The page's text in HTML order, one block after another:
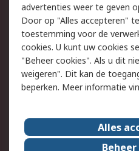
Wettelijk
Cookiebeleid
Privacybeleid
Algemene
verkoopvoorwaarden
Over RS
RS Group
advertenties weer te geven
Door op "Alles accepteren"
toestemming voor de
cookies. U kunt uw cookies
"Beheer cookies". Als u dit
weigeren". Dit kan de
beperken. Meer informatie
Alles